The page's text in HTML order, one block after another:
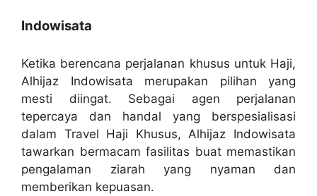
Indowisata
Ketika berencana perjalanan khusus untuk Haji,
Alhijaz Indowisata merupakan pilihan yang
mesti diingat. Sebagai agen perjalanan
tepercaya dan handal yang berspesialisasi
dalam Travel Haji Khusus, Alhijaz Indowisata
tawarkan bermacam fasilitas buat memastikan
pengalaman ziarah yang nyaman dan
memberikan kepuasan.